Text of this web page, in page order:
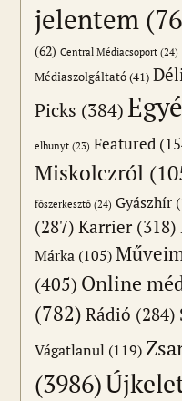
jelentem
(62) Central Médiacsoport (24)
Médiaszolgáltató(41)
Picks (384)
elhunyt (23) Featured
Miskolczról
főszerkesztő (24) Gyászhír
(287) Karrier(318)
Márka (105)
(405) Online
(782) Rádió (284)
Vágatlanul (119)
(3986)